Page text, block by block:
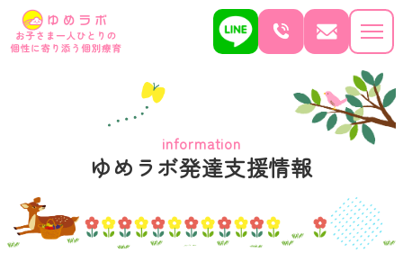
information
ゆめラボ発達支援情報